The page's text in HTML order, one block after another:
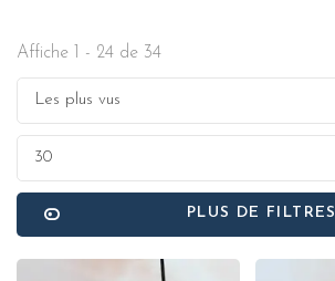
Affiche 1 - 24 de 34
Les plus vus
30
PLUS DE FILTRES